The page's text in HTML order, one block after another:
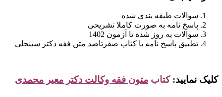
سوالات طبقه بندی شده
پاسخ نامه به صورت کاملا تشریحی
سوالات به روز شده تا آزمون 1402
تطبیق پاسخ نامه با کتاب صفرتاصد متن فقه دکتر سینجلی
کلیک نمایید: کتاب متون فقه وکالت دکتر معیر محمدی